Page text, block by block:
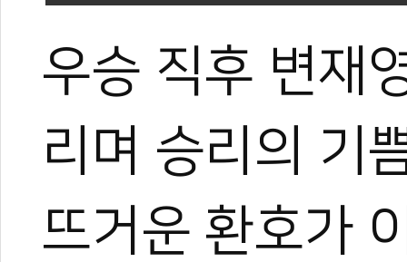
우승 직후 변재
리며 승리의 기
뜨거운 환호가